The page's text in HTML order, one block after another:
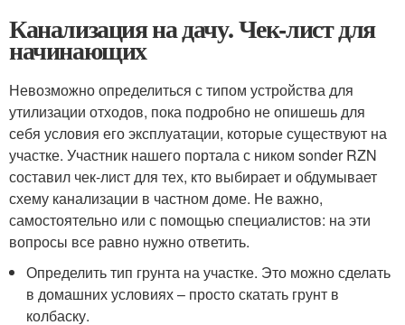
Канализация на дачу. Чек-лист для
начинающих
Невозможно определиться с типом устройства для
утилизации отходов, пока подробно не опишешь для
себя условия его эксплуатации, которые существуют на
участке. Участник нашего портала с ником sonder RZN
составил чек-лист для тех, кто выбирает и обдумывает
схему канализации в частном доме. Не важно,
самостоятельно или с помощью специалистов: на эти
вопросы все равно нужно ответить.
Определить тип грунта на участке. Это можно сделать
в домашних условиях – просто скатать грунт в
колбаску.